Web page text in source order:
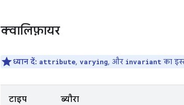
क्वालिफ़ायर
ध्यान दें: attribute, varying, और invariant का
टाइप ब्यौरा